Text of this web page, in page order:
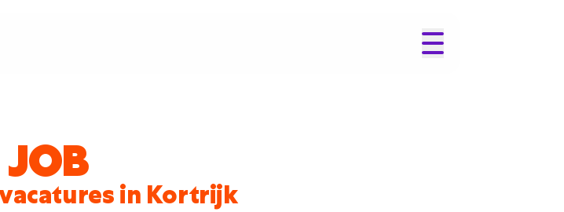
JOB
in Kortrijk